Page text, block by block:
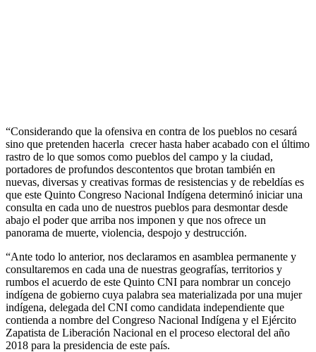
“Considerando que la ofensiva en contra de los pueblos no cesará
sino que pretenden hacerla crecer hasta haber acabado con el último
rastro de lo que somos como pueblos del campo y la ciudad,
portadores de profundos descontentos que brotan también en
nuevas, diversas y creativas formas de resistencias y de rebeldías es
que este Quinto Congreso Nacional Indígena determinó iniciar una
consulta en cada uno de nuestros pueblos para desmontar desde
abajo el poder que arriba nos imponen y que nos ofrece un
panorama de muerte, violencia, despojo y destrucción.
“Ante todo lo anterior, nos declaramos en asamblea permanente y
consultaremos en cada una de nuestras geografías, territorios y
rumbos el acuerdo de este Quinto CNI para nombrar un concejo
indígena de gobierno cuya palabra sea materializada por una mujer
indígena, delegada del CNI como candidata independiente que
contienda a nombre del Congreso Nacional Indígena y el Ejército
Zapatista de Liberación Nacional en el proceso electoral del año
2018 para la presidencia de este país.